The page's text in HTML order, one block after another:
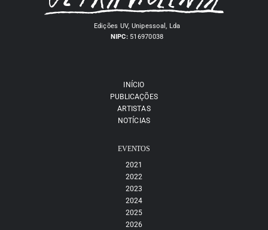
Edições UV, Unipessoal, Lda
NIPC:516970038
INÍCIO
PUBLICAÇÕES
ARTISTAS
NOTÍCIAS
EVENTOS
2021
2022
2023
2024
2025
2026